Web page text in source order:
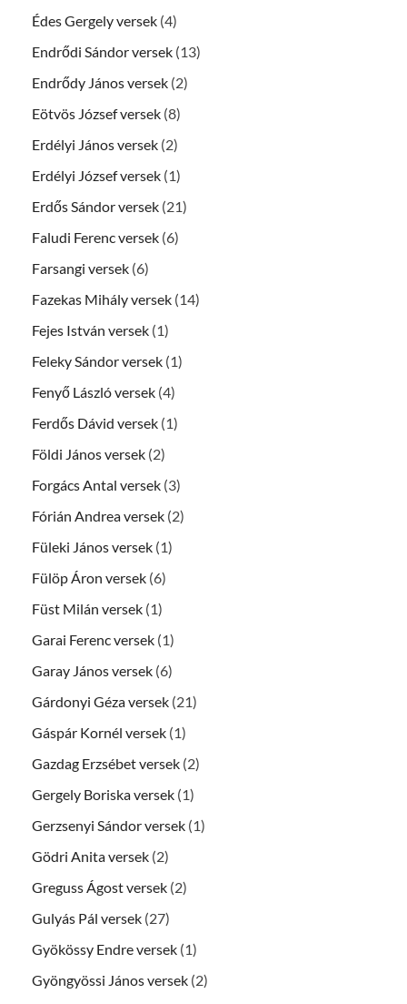
Édes Gergely versek (4)
Endrődi Sándor versek (13)
Endrődy János versek (2)
Eötvös József versek (8)
Erdélyi János versek (2)
Erdélyi József versek (1)
Erdős Sándor versek (21)
Faludi Ferenc versek (6)
Farsangi versek (6)
Fazekas Mihály versek (14)
Fejes István versek (1)
Feleky Sándor versek (1)
Fenyő László versek (4)
Ferdős Dávid versek (1)
Földi János versek (2)
Forgács Antal versek (3)
Fórián Andrea versek (2)
Füleki János versek (1)
Fülöp Áron versek (6)
Füst Milán versek (1)
Garai Ferenc versek (1)
Garay János versek (6)
Gárdonyi Géza versek (21)
Gáspár Kornél versek (1)
Gazdag Erzsébet versek (2)
Gergely Boriska versek (1)
Gerzsenyi Sándor versek (1)
Gödri Anita versek (2)
Greguss Ágost versek (2)
Gulyás Pál versek (27)
Gyökössy Endre versek (1)
Gyöngyössi János versek (2)